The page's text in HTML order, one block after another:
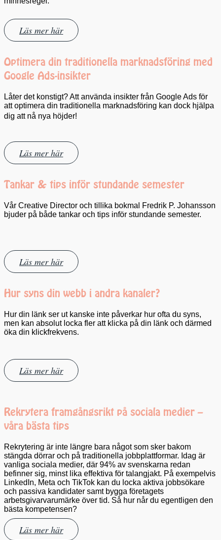
Läs mer här
Optimera din traditionella marknadsföring med
Google Ads-insikter
Låter det konstigt? Att använda insikter från Google Ads för
att optimera din traditionella marknadsföring kan dock hjälpa
dig att nå nya höjder!
Läs mer här
Tankar & tips inför stundande semester
Vår Creative Director och tillika bokmal Fredrik P. Johansson
bjuder på både tankar och tips inför stundande semester.
Läs mer här
Hur syns din webb i andra kanaler?
Hur din länk ser ut kanske inte påverkar hur ofta du syns,
men kan absolut locka fler att klicka på din länk och därmed
öka din klickfrekvens.
Läs mer här
Rekrytera framgångsrikt på sociala medier –
våra bästa tips
Rekrytering är inte längre bara något som sker bakom
stängda dörrar och på traditionella jobbplattformar. Idag är
vanliga sociala medier, där 94% av svenskarna redan
befinner sig, minst lika effektiva för talangjakt. På exempelvis
LinkedIn, Meta och TikTok kan du locka aktiva jobbsökare
och passiva kandidater samt bygga företagets
arbetsgivarvarumärke över tid. Så hur når du egentligen den
bästa kompetensen?
Läs mer här